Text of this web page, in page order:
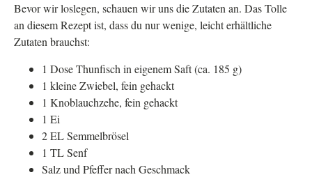
Bevor wir loslegen, schauen wir uns die Zutaten an. Das Tolle
an diesem Rezept ist, dass du nur wenige, leicht erhältliche
Zutaten brauchst:
1 Dose Thunfisch in eigenem Saft (ca. 185 g)
1 kleine Zwiebel, fein gehackt
1 Knoblauchzehe, fein gehackt
1 Ei
2 EL Semmelbrösel
1 TL Senf
Salz und Pfeffer nach Geschmack